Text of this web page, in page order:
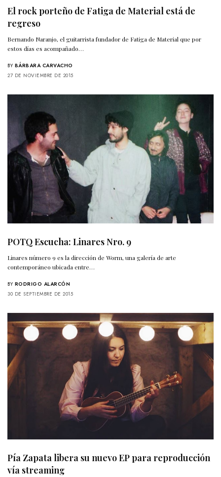
El rock porteño de Fatiga de Material está de
regreso
Bernando Naranjo, el guitarrista fundador de Fatiga de Material que por
estos días es acompañado…
BY BÁRBARA CARVACHO
27 DE NOVIEMBRE DE 2015
POTQ Escucha: Linares Nro. 9
Linares número 9 es la dirección de Worm, una galería de arte
contemporáneo ubicada entre…
BY RODRIGO ALARCÓN
30 DE SEPTIEMBRE DE 2015
Pía Zapata libera su nuevo EP para reproducción
vía streaming